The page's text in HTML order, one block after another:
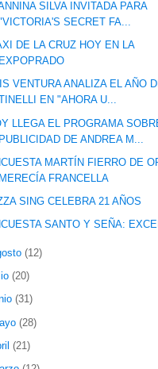
SILVA INVITADA PARA
SECRET FA...
DE LA CRUZ HOY EN LA
VENTURA ANALIZA EL AÑO
EN "AHORA U...
LLEGA EL PROGRAMA
DE ANDREA M...
MARTÍN FIERRO DE
FRANCELLA
SING CELEBRA 21 AÑOS
SANTO Y SEÑA:
(12)
(20)
(31)
(28)
(21)